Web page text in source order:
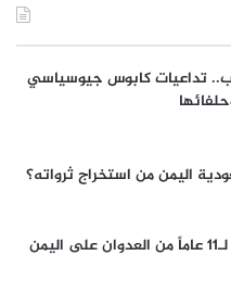
تداعيات كابوس جيوسياسي
اليمن من استخراج ثرواته؟